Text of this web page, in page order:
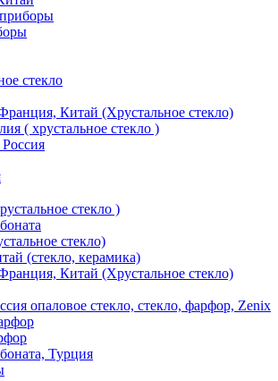
стекло
Китай (Хрустальное стекло)
( хрустальное стекло )
стекло )
стекло)
(стекло, керамика)
Китай (Хрустальное стекло)
опаловое стекло, стекло, фарфор, Zenix
Турция